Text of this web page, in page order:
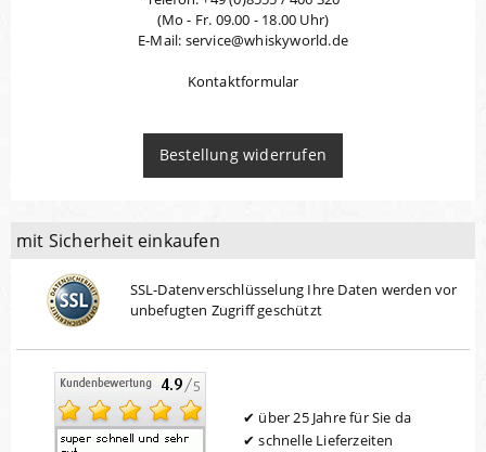
(Mo - Fr. 09.00 - 18.00 Uhr)
E-Mail: service@whiskyworld.de
Kontaktformular
Bestellung widerrufen
mit Sicherheit einkaufen
SSL-Datenverschlüsselung Ihre Daten werden vor
unbefugten Zugriff geschützt
über 25 Jahre für Sie da
schnelle Lieferzeiten